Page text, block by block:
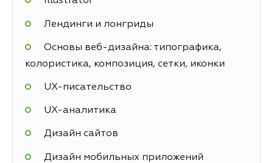
Лендинги и лонгриды
Основы веб-дизайна: типографика,
колористика, композиция, сетки, иконки
UX-писательство
UX-аналитика
Дизайн сайтов
Дизайн мобильных приложений